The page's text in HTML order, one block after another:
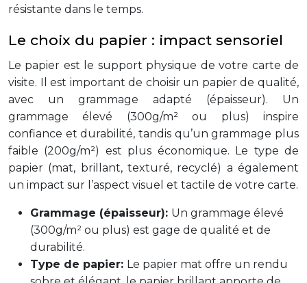
résistante dans le temps.
Le choix du papier : impact sensoriel
Le papier est le support physique de votre carte de
visite. Il est important de choisir un papier de qualité,
avec un grammage adapté (épaisseur). Un
grammage élevé (300g/m² ou plus) inspire
confiance et durabilité, tandis qu’un grammage plus
faible (200g/m²) est plus économique. Le type de
papier (mat, brillant, texturé, recyclé) a également
un impact sur l’aspect visuel et tactile de votre carte.
Grammage (épaisseur): Un grammage élevé
(300g/m² ou plus) est gage de qualité et de
durabilité.
Type de papier: Le papier mat offre un rendu